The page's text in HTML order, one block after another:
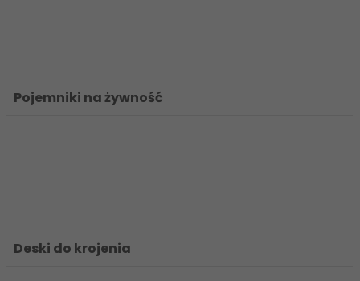
Pojemniki na żywność
Deski do krojenia